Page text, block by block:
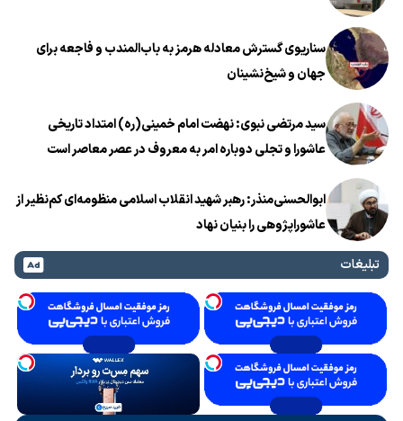
سناریوی گسترش معادله هرمز به باب‌المندب و فاجعه برای
جهان و شیخ‌نشینان
سید مرتضی نبوی: نهضت امام خمینی(ره) امتداد تاریخی
عاشورا و تجلی دوباره امر به معروف در عصر معاصر است
ابوالحسنی‌منذر: رهبر شهید انقلاب اسلامی منظومه‌ای کم‌نظیر از
عاشوراپژوهی را بنیان نهاد
تبلیغات